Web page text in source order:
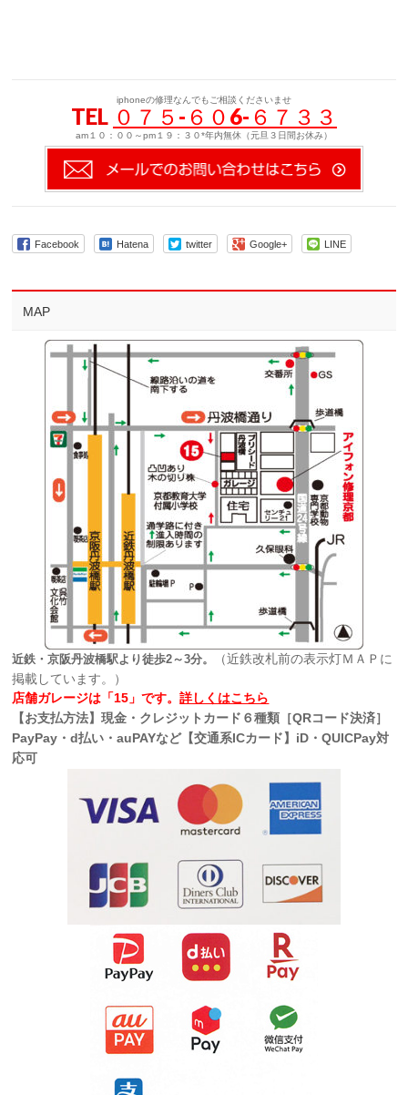
iphoneの修理なんでもご相談くださいませ
TEL ０７５-６０6-６７３３
am１０：００～pm１９：３０*年内無休（元旦３日間お休み）
Facebook Hatena twitter Google+ LINE
MAP
近鉄・京阪丹波橋駅より徒歩2～3分。
（近鉄改札前の表示灯ＭＡＰに
掲載しています。）
店舗ガレージは「15」です。詳しくはこちら
【お支払方法】現金・クレジットカード６種類［QRコード決済］
PayPay・d払い・auPAYなど【交通系ICカード】iD・QUICPay対
応可